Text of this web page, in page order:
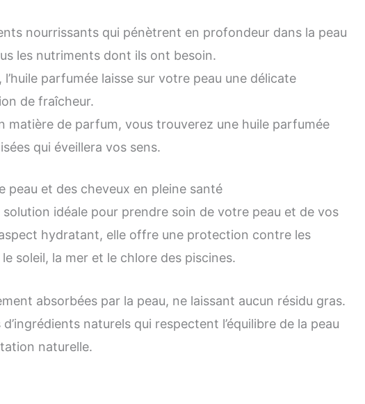
nourrissants qui pénètrent en profondeur dans la peau
les nutriments dont ils ont besoin.
parfumée laisse sur votre peau une délicate
de fraîcheur.
matière de parfum, vous trouverez une huile parfumée
qui éveillera vos sens.
et des cheveux en pleine santé
idéale pour prendre soin de votre peau et de vos
hydratant, elle offre une protection contre les
soleil, la mer et le chlore des piscines.
absorbées par la peau, ne laissant aucun résidu gras.
naturels qui respectent l’équilibre de la peau
naturelle.